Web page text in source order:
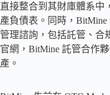
直接整合到其財庫體系中
產負債表。同時，
管理諮詢，包括託管、合
官網，BitMine 託管合作
產。